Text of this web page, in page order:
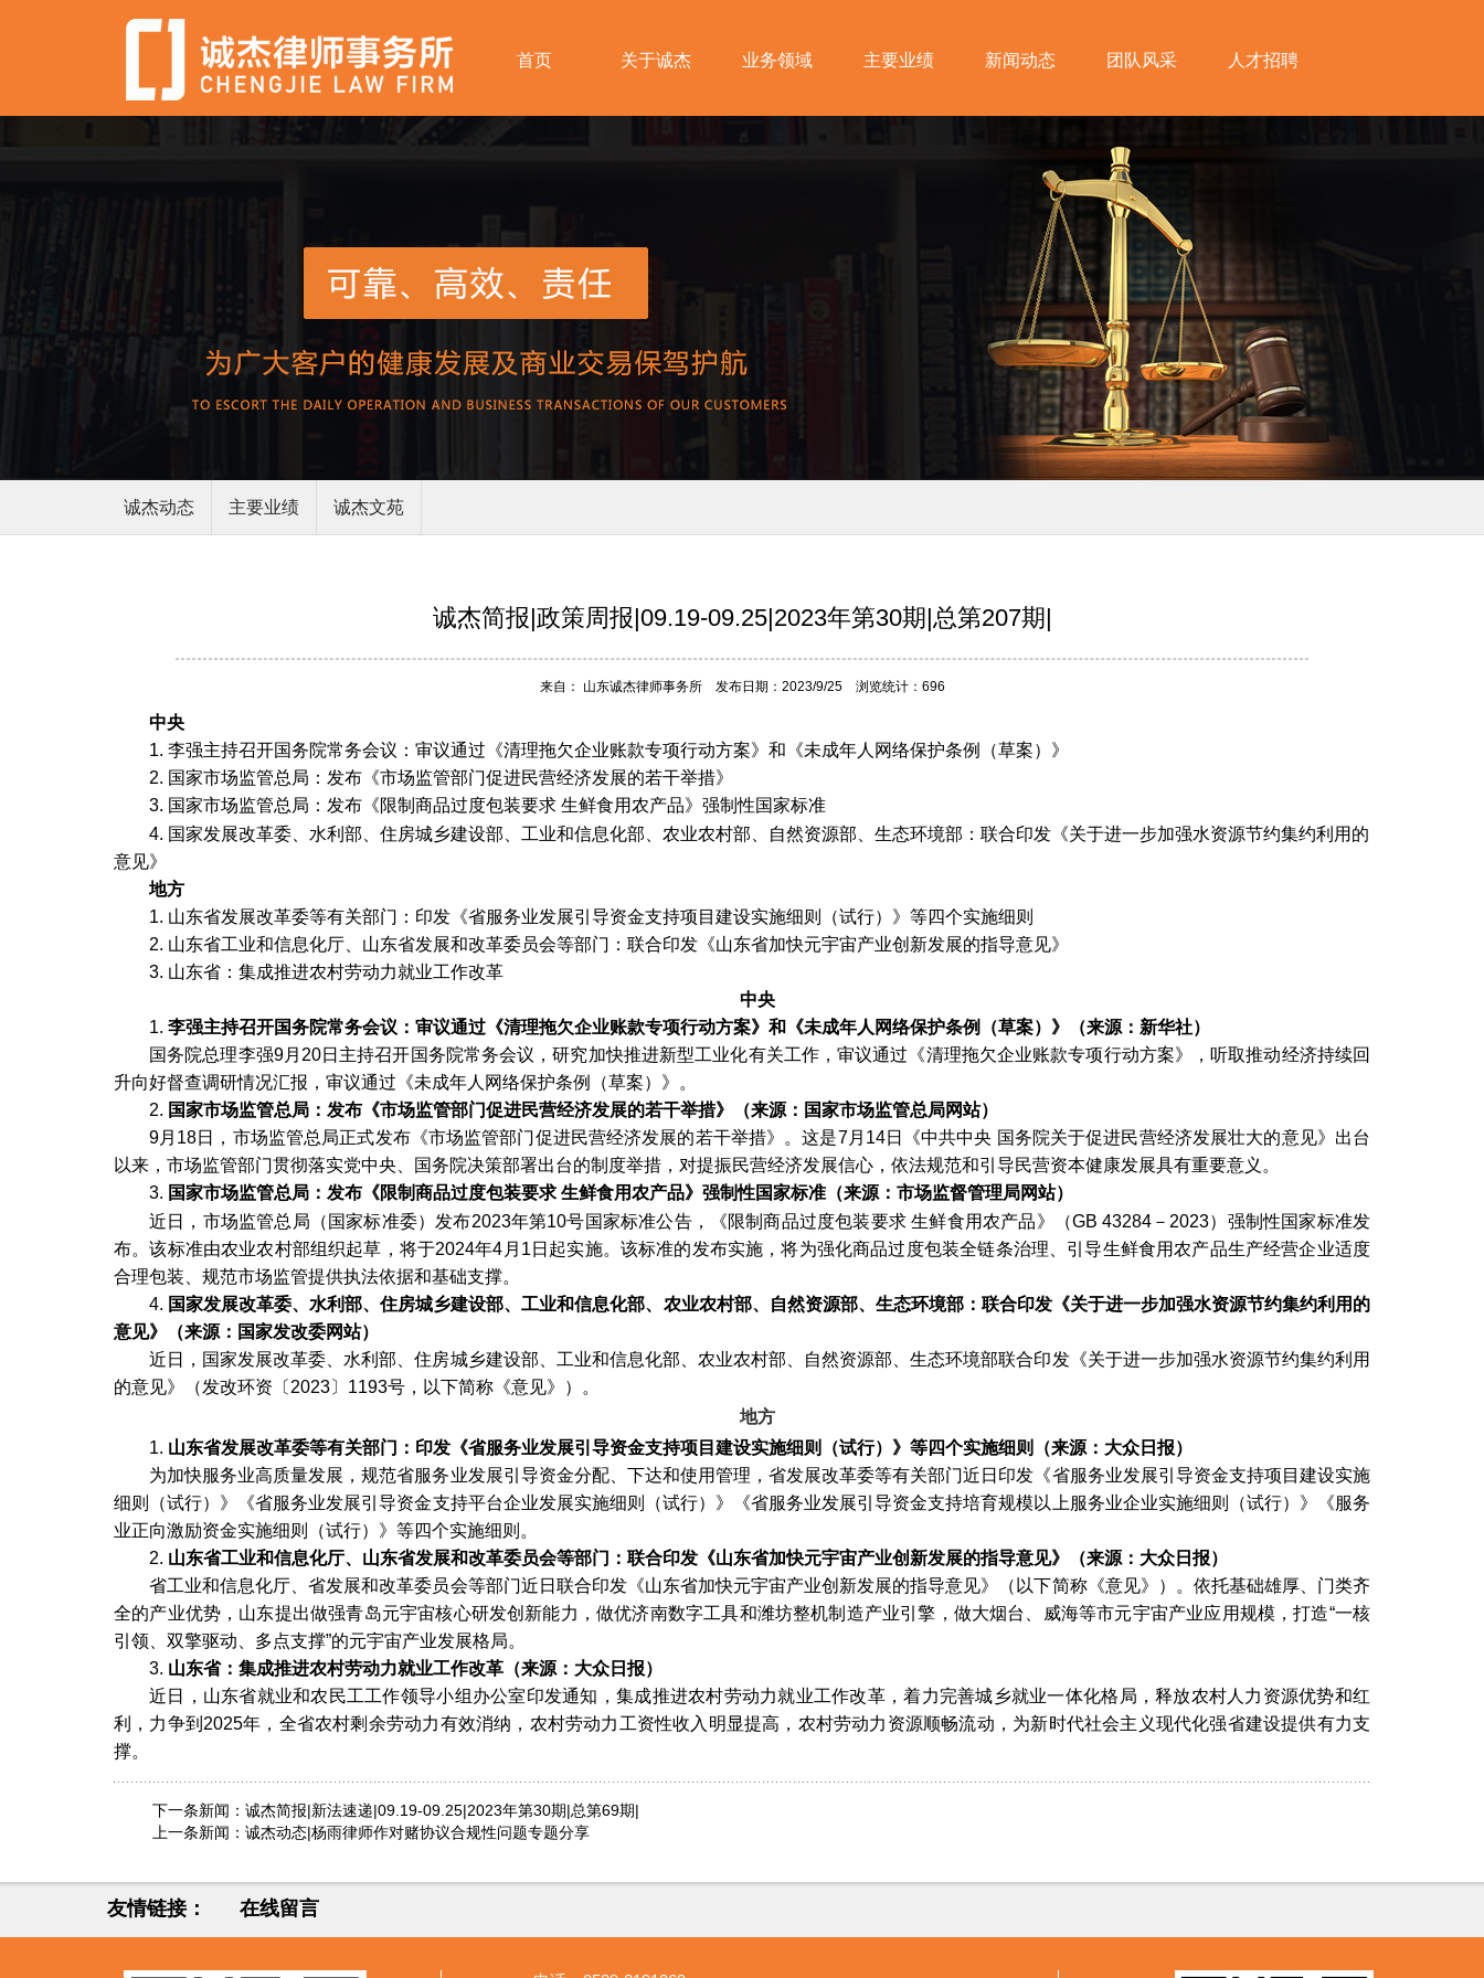
首页 关于诚杰 业务领域 主要业绩 新闻动态 团队风采 人才招聘
诚杰动态 主要业绩 诚杰文苑
诚杰简报|政策周报|09.19-09.25|2023年第30期|总第207期|
来自： 山东诚杰律师事务所 发布日期：2023/9/25 浏览统计：696
中央
1. 李强主持召开国务院常务会议：审议通过《清理拖欠企业账款专项行动方案》和《未成年人网络保护条例（草案）》
2. 国家市场监管总局：发布《市场监管部门促进民营经济发展的若干举措》
3. 国家市场监管总局：发布《限制商品过度包装要求 生鲜食用农产品》强制性国家标准
4. 国家发展改革委、水利部、住房城乡建设部、工业和信息化部、农业农村部、自然资源部、生态环境部：联合印发《关于进一步加强水资源节约集约利用的
意见》
地方
1. 山东省发展改革委等有关部门：印发《省服务业发展引导资金支持项目建设实施细则（试行）》等四个实施细则
2. 山东省工业和信息化厅、山东省发展和改革委员会等部门：联合印发《山东省加快元宇宙产业创新发展的指导意见》
3. 山东省：集成推进农村劳动力就业工作改革
中央
1.李强主持召开国务院常务会议：审议通过《清理拖欠企业账款专项行动方案》和《未成年人网络保护条例（草案）》（来源：新华社）
国务院总理李强9月20日主持召开国务院常务会议，研究加快推进新型工业化有关工作，审议通过《清理拖欠企业账款专项行动方案》，听取推动经济持续回
升向好督查调研情况汇报，审议通过《未成年人网络保护条例（草案）》。
2. 国家市场监管总局：发布《市场监管部门促进民营经济发展的若干举措》（来源：国家市场监管总局网站）
9月18日，市场监管总局正式发布《市场监管部门促进民营经济发展的若干举措》。这是7月14日《中共中央 国务院关于促进民营经济发展壮大的意见》出台
以来，市场监管部门贯彻落实党中央、国务院决策部署出台的制度举措，对提振民营经济发展信心，依法规范和引导民营资本健康发展具有重要意义。
3. 国家市场监管总局：发布《限制商品过度包装要求 生鲜食用农产品》强制性国家标准（来源：市场监督管理局网站）
近日，市场监管总局（国家标准委）发布2023年第10号国家标准公告，《限制商品过度包装要求 生鲜食用农产品》（GB 43284－2023）强制性国家标准发
布。该标准由农业农村部组织起草，将于2024年4月1日起实施。该标准的发布实施，将为强化商品过度包装全链条治理、引导生鲜食用农产品生产经营企业适度
合理包装、规范市场监管提供执法依据和基础支撑。
4. 国家发展改革委、水利部、住房城乡建设部、工业和信息化部、农业农村部、自然资源部、生态环境部：联合印发《关于进一步加强水资源节约集约利用的
意见》（来源：国家发改委网站）
近日，国家发展改革委、水利部、住房城乡建设部、工业和信息化部、农业农村部、自然资源部、生态环境部联合印发《关于进一步加强水资源节约集约利用
的意见》（发改环资〔 2023〕1193号，以下简称《意见》）。
地方
1. 山东省发展改革委等有关部门：印发《省服务业发展引导资金支持项目建设实施细则（试行）》等四个实施细则（来源：大众日报）
为加快服务业高质量发展，规范省服务业发展引导资金分配、下达和使用管理，省发展改革委等有关部门近日印发《省服务业发展引导资金支持项目建设实施
细则（试行）》《省服务业发展引导资金支持平台企业发展实施细则（试行）》《省服务业发展引导资金支持培育规模以上服务业企业实施细则（试行）》《服务
业正向激励资金实施细则（试行）》等四个实施细则。
2. 山东省工业和信息化厅、山东省发展和改革委员会等部门：联合印发《山东省加快元宇宙产业创新发展的指导意见》（来源：大众日报）
省工业和信息化厅、省发展和改革委员会等部门近日联合印发《山东省加快元宇宙产业创新发展的指导意见》（以下简称《意见》）。依托基础雄厚、门类齐
全的产业优势，山东提出做强青岛元宇宙核心研发创新能力，做优济南数字工具和潍坊整机制造产业引擎，做大烟台、威海等市元宇宙产业应用规模，打造“一核
引领、双擎驱动、多点支撑”的元宇宙产业发展格局。
3. 山东省：集成推进农村劳动力就业工作改革（来源：大众日报）
近日，山东省就业和农民工工作领导小组办公室印发通知，集成推进农村劳动力就业工作改革，着力完善城乡就业一体化格局，释放农村人力资源优势和红
利，力争到 2025年，全省农村剩余劳动力有效消纳，农村劳动力工资性收入明显提高，农村劳动力资源顺畅流动，为新时代社会主义现代化强省建设提供有力支
撑。
下一条新闻： 诚杰简报|新法速递|09.19-09.25|2023年第30期|总第69期|
上一条新闻： 诚杰动态|杨雨律师作对赌协议合规性问题专题分享
友情链接： 在线留言